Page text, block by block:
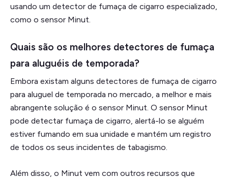
usando um detector de fumaça de cigarro especializado,
como o sensor Minut.
Quais são os melhores detectores de fumaça
para aluguéis de temporada?
Embora existam alguns detectores de fumaça de cigarro
para aluguel de temporada no mercado, a melhor e mais
abrangente solução é o sensor Minut. O sensor Minut
pode detectar fumaça de cigarro, alertá-lo se alguém
estiver fumando em sua unidade e mantém um registro
de todos os seus incidentes de tabagismo.
Além disso, o Minut vem com outros recursos que